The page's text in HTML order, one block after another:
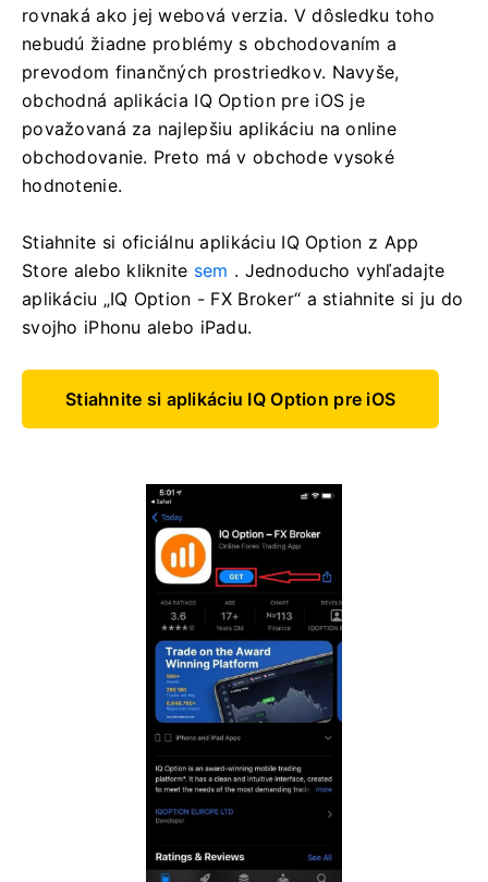
rovnaká ako jej webová verzia. V dôsledku toho
nebudú žiadne problémy s obchodovaním a
prevodom finančných prostriedkov. Navyše,
obchodná aplikácia IQ Option pre iOS je
považovaná za najlepšiu aplikáciu na online
obchodovanie. Preto má v obchode vysoké
hodnotenie.
Stiahnite si oficiálnu aplikáciu IQ Option z App
Store alebo kliknite sem . Jednoducho vyhľadajte
aplikáciu „IQ Option - FX Broker“ a stiahnite si ju do
svojho iPhonu alebo iPadu.
Stiahnite si aplikáciu IQ Option pre iOS